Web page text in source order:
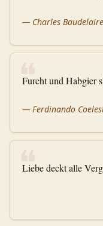
— Charles Baudelaire
❝
Furcht und Habgier
— Ferdinando
❝
Liebe deckt alle